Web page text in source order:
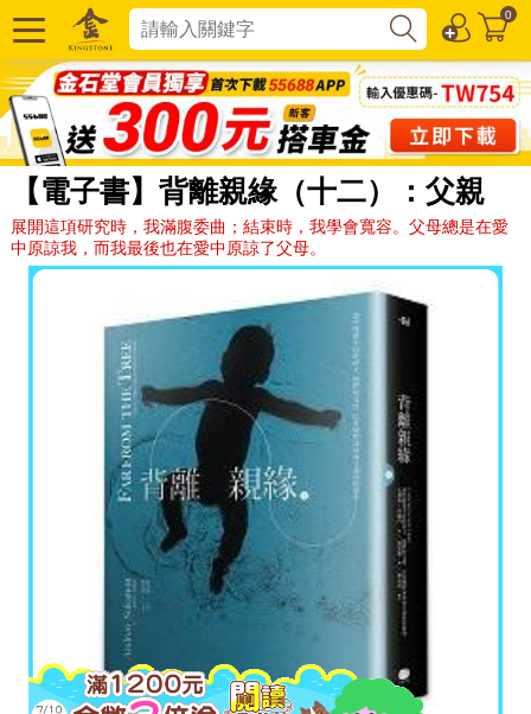
0
【電子書】背離親緣（十二）：父親
展開這項研究時，我滿腹委曲；結束時，我學會寬容。父母總是在愛
中原諒我，而我最後也在愛中原諒了父母。